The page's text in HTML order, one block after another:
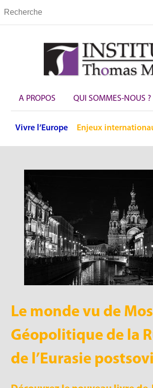
A PROPOS QUI SOMMES-NOUS ?
Vivre l’Europe Enjeux
Le monde vu de
Géopolitique de la
de l’Eurasie